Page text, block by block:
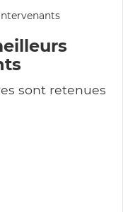
sont retenues